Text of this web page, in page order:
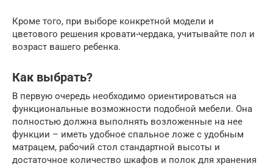
Кроме того, при выборе конкретной модели и
цветового решения кровати-чердака, учитывайте пол и
возраст вашего ребенка.
Как выбрать?
В первую очередь необходимо ориентироваться на
функциональные возможности подобной мебели. Она
полностью должна выполнять возложенные на нее
функции – иметь удобное спальное ложе с удобным
матрацем, рабочий стол стандартной высоты и
достаточное количество шкафов и полок для хранения